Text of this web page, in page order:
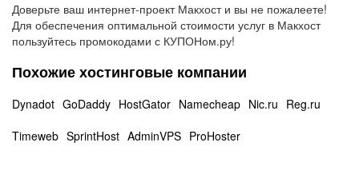
Доверьте ваш интернет-проект Макхост и вы не пожалеете!
Для обеспечения оптимальной стоимости услуг в Макхост
пользуйтесь промокодами с КУПОНом.ру!
Похожие хостинговые компании
Dynadot GoDaddy HostGator Namecheap Nic.ru Reg.ru
Timeweb SprintHost AdminVPS ProHoster